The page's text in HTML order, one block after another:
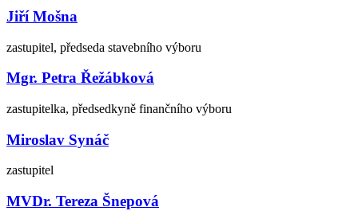
Jiří Mošna
zastupitel, předseda stavebního výboru
Mgr. Petra Řežábková
zastupitelka, předsedkyně finančního výboru
Miroslav Synáč
zastupitel
MVDr. Tereza Šnepová